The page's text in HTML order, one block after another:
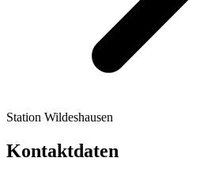
Station Wildeshausen
Kontaktdaten